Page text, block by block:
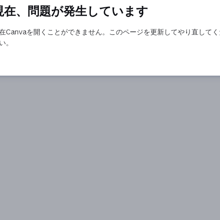
在、問題が発生しています
Canvaを開くことができません。このページを更新してやり直して
。